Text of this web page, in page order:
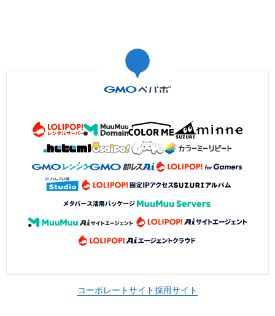
コーポレートサイト採用サイト